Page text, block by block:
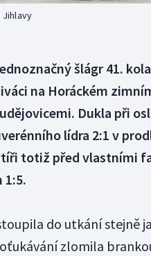
Jihlavy
šlágr 41.
na Horáckém
Dukla při
lídra 2:1 v
totiž před vlastními
1:5.
do utkání stejně
zlomila